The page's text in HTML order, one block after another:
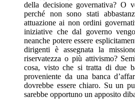
della decisione governativa? O
perché non sono stati
attuazione ai non ordini
iniziative che dal governo
neanche potere essere
dirigenti è assegnata la
riservatezza o più attivismo?
cosa, visto che si tratta di due
proveniente da una banca
dovrebbe essere chiaro. Su un
sarebbe opportuno un apposito